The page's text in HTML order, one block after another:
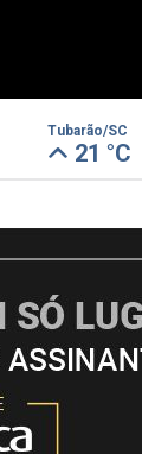
Tubarão/SC
21 °C